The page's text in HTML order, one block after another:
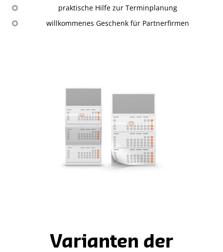
praktische Hilfe zur Terminplanung
willkommenes Geschenk für Partnerfirmen
Varianten der